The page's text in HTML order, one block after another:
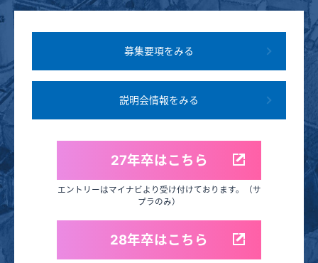
募集要項をみる
説明会情報をみる
27年卒はこちら
エントリーはマイナビより受け付けております。（サ
プラのみ）
28年卒はこちら